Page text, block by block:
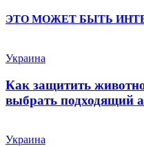
ЭТО МОЖЕТ БЫТЬ
Украина
Как защитить
выбрать подходящий
Украина